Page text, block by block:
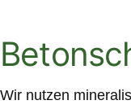
Wir nutzen